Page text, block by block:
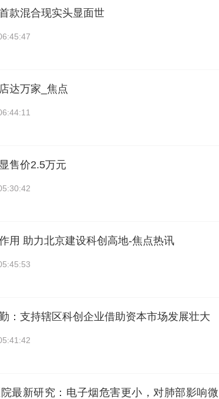
款混合现实头显面世
达万家_焦点
售价2.5万元
用 助力北京建设科创高地-焦点热讯
：支持辖区科创企业借助资本市场发展壮大
最新研究：电子烟危害更小，对肺部影响微